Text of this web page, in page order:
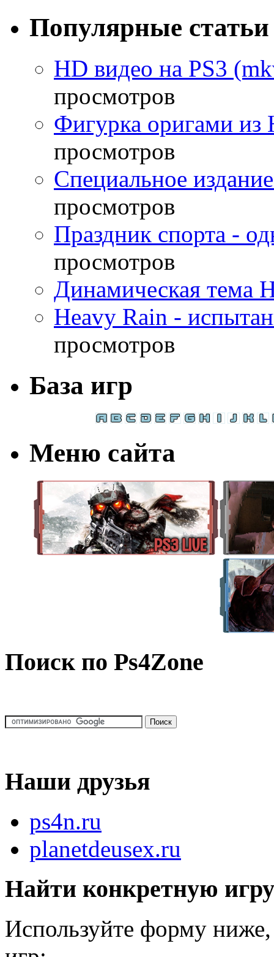
Популярные статьи
HD видео на PS3
просмотров
Фигурка оригами из
просмотров
Специальное
просмотров
Праздник спорта -
просмотров
Динамическая тема
Heavy Rain -
просмотров
База игр
Меню сайта
Поиск по Ps4Zone
Наши друзья
ps4n.ru
planetdeusex.ru
Найти конкретную
Используйте форму